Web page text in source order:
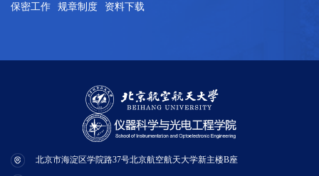
保密工作 规章制度 资料下载
北京市海淀区学院路37号北京航空航天大学新主楼B座